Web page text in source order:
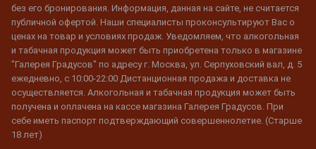
без его бронирования. Информация, данная на сайте, не считается
публичной офертой. Наши специалисты проконсультируют Вас о
ценах на товар и условиях продаж. Уведомляем, что алкогольная
и табачная продукция может быть приобретена только в магазине
"Галерея Градусов" по адресу г. Москва, ул. Серпуховский вал, д. 5
ежедневно, с 10:00-22:00 Дистанционная продажа и доставка не
осуществляется. Алкогольная и табачная продукция может быть
получена и оплачена на кассе магазина Галерея Градусов. При
себе иметь паспорт подтверждающий совершеннолетие. (Старше
18 лет)